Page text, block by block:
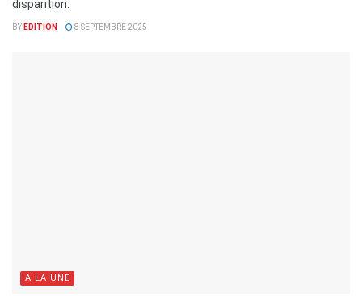
disparition.
BY EDITION 8 SEPTEMBRE 2025
A LA UNE